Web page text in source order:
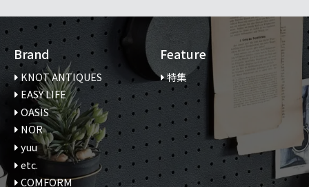
Brand
KNOT ANTIQUES
EASY LIFE
OASIS
NOR
yuu
etc.
COMFORM
Feature
特集